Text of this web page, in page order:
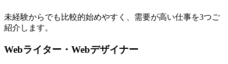
未経験からでも比較的始めやすく、需要が高い仕事を3つご
紹介します。
Webライター・Webデザイナー